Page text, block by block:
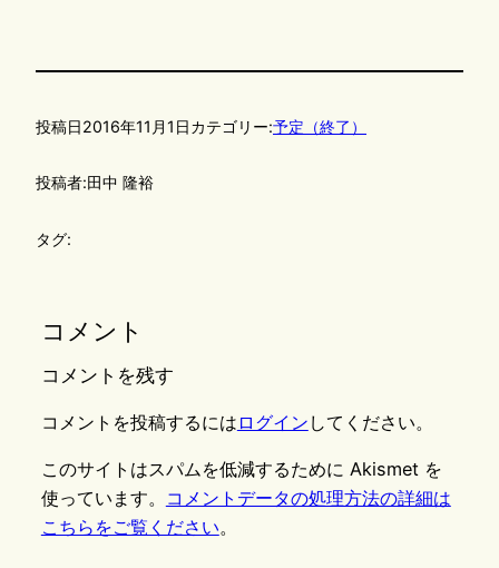
投稿日2016年11月1日カテゴリー:予定（終了）
投稿者:田中 隆裕
タグ:
コメント
コメントを残す
コメントを投稿するには ログイン してください。
このサイトはスパムを低減するために Akismet を
使っています。
コメントデータの処理方法の詳細は
こちらをご覧ください。